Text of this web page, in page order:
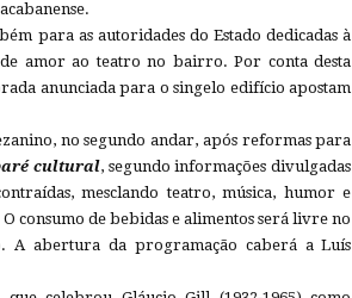
para as autoridades do Estado dedicadas à
amor ao teatro no bairro. Por conta desta
anunciada para o singelo edifício apostam
no segundo andar, após reformas para
cultural, segundo informações divulgadas
mesclando teatro, música, humor e
consumo de bebidas e alimentos será livre no
A abertura da programação caberá a Luís